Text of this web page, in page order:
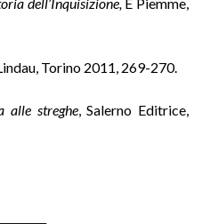
Lindau, Torino 2011, 269-270.
alle streghe, Salerno Editrice,